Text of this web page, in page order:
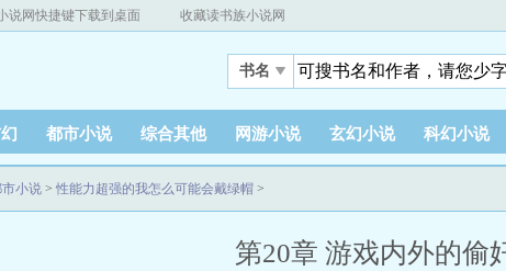
说网快捷键下载到桌面 收藏读书族小说网
书名
都市小说 综合其他 网游小说 玄幻小说 科幻小说
小说 > 性能力超强的我怎么可能会戴绿帽 >
第20章 游戏内外的偷